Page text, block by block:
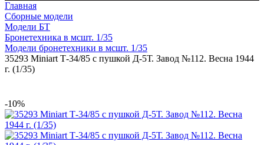
Главная
Сборные модели
Модели БТ
Бронетехника в мсшт. 1/35
Модели бронетехники в мсшт. 1/35
35293 Miniart Т-34/85 с пушкой Д-5Т. Завод №112. Весна 1944
г. (1/35)
-10%